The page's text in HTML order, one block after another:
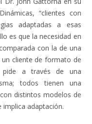
“clientes con
adaptadas a esas
es que la necesidad en
con la de una
un cliente de formato de
a través de una
todos tienen una
distintos modelos de
adaptación.